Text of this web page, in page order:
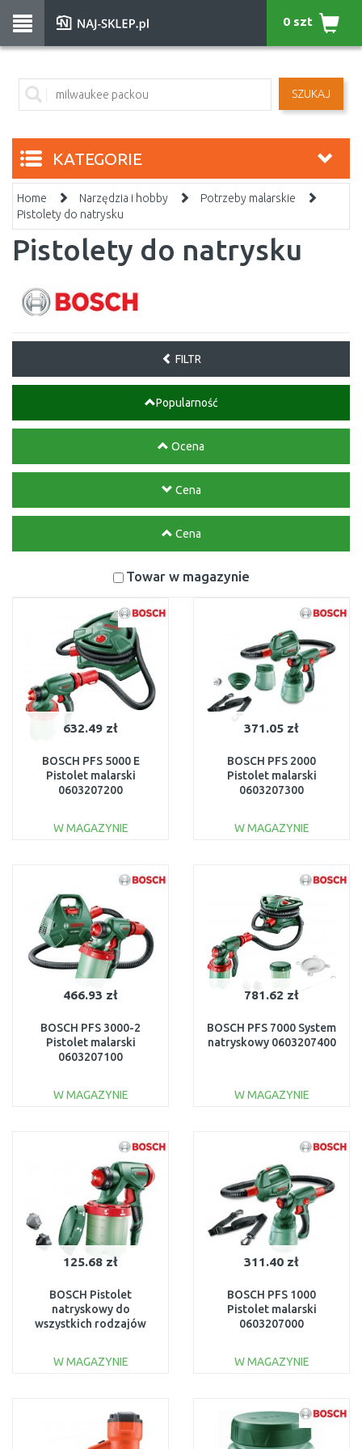
SZUKAJ
0 szt
KATEGORIE
Home Narzędzia i hobby
Potrzeby malarskie
Pistolety do natrysku
Pistolety do natrysku
FILTR
Popularność
Ocena
Cena
Cena
Towar w magazynie
632.49 zł
BOSCH PFS 5000 E
Pistolet malarski
0603207200
W MAGAZYNIE
Do porównania
371.05 zł
BOSCH PFS 2000
Pistolet malarski
0603207300
W MAGAZYNIE
Do porównania
466.93 zł
BOSCH PFS 3000-2
Pistolet malarski
0603207100
W MAGAZYNIE
Do porównania
781.62 zł
BOSCH PFS 7000 System
natryskowy 0603207400
W MAGAZYNIE
Do porównania
125.68 zł
BOSCH Pistolet
natryskowy do
wszystkich rodzajów
W MAGAZYNIE
Do porównania
311.40 zł
BOSCH PFS 1000
Pistolet malarski
0603207000
W MAGAZYNIE
Do porównania